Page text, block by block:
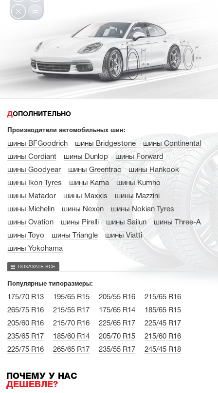
ДОПОЛНИТЕЛЬНО
Производители автомобильных шин:
шины BFGoodrich шины Bridgestone
шины Continental
шины Cordiant
шины Dunlop
шины Forward
шины Goodyear
шины Greentrac
шины Hankook
шины Ikon Tyres
шины Kama
шины Kumho
шины Matador
шины Maxxis
шины Mazzini
шины Michelin
шины Nexen
шины Nokian Tyres
шины Ovation
шины Pirelli шины Sailun
шины Three-A
шины Toyo
шины Triangle
шины Viatti
шины Yokohama
ПОКАЗАТЬ ВСЕ
Популярные типоразмеры:
175/70 R13 195/65 R15 205/55 R16
215/65 R16
265/75 R16
215/55 R17 175/65 R14
185/65 R15
205/60 R16
215/70 R16 225/65 R17
225/45 R17
235/65 R17
185/60 R14 205/70 R15
215/60 R16
225/75 R16
265/65 R17 235/55 R17 245/45 R18
ПОЧЕМУ У НАС
ДЕШЕВЛЕ?